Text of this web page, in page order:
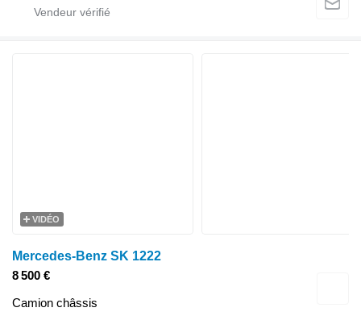
VIDÉO
Mercedes-Benz SK 1222
8 500 €
Camion châssis